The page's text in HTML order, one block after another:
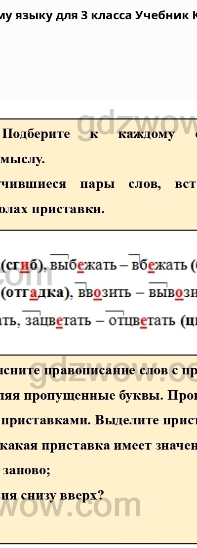
языку для 3 класса Учебник